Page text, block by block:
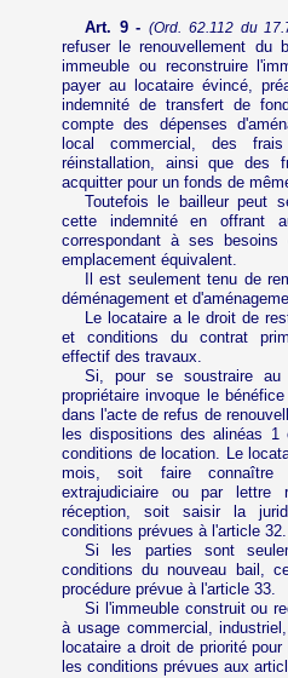
Art. 9 - (Ord. 62.112 du
refuser le renouvellement du
immeuble ou reconstruire
payer au locataire évincé,
indemnité de transfert de
compte des dépenses
local commercial, des
réinstallation, ainsi que des
acquitter pour un fonds de
Toutefois le bailleur peut
cette indemnité en offrant
correspondant à ses
emplacement équivalent.
Il est seulement tenu de
déménagement et
Le locataire a le droit de
et conditions du contrat
effectif des travaux.
Si, pour se soustraire au
propriétaire invoque le
dans l'acte de refus de
les dispositions des alinéas
conditions de location. Le
mois, soit faire connaître
extrajudiciaire ou par lettre
réception, soit saisir la
conditions prévues à l'article 32.
Si les parties sont
conditions du nouveau bail,
procédure prévue à l'article 33.
Si l'immeuble construit ou
à usage commercial,
locataire a droit de priorité
les conditions prévues aux